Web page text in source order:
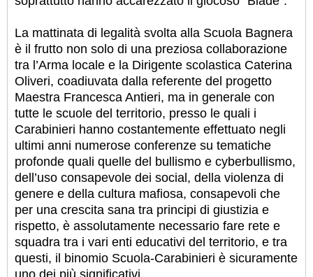
La mattinata di legalità svolta alla Scuola Bagnera
è il frutto non solo di una preziosa collaborazione
tra l’Arma locale e la Dirigente scolastica Caterina
Oliveri, coadiuvata dalla referente del progetto
Maestra Francesca Antieri, ma in generale con
tutte le scuole del territorio, presso le quali i
Carabinieri hanno costantemente effettuato negli
ultimi anni numerose conferenze su tematiche
profonde quali quelle del bullismo e cyberbullismo,
dell’uso consapevole dei social, della violenza di
genere e della cultura mafiosa, consapevoli che
per una crescita sana tra principi di giustizia e
rispetto, è assolutamente necessario fare rete e
squadra tra i vari enti educativi del territorio, e tra
questi, il binomio Scuola-Carabinieri è sicuramente
uno dei più significativi.